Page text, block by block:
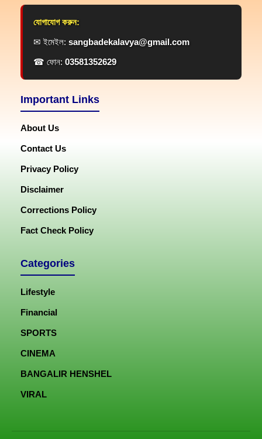
যোগাযোগ করুন:
✉ ইমেইল: sangbadekalavya@gmail.com
☎ ফোন: 03581352629
Important Links
About Us
Contact Us
Privacy Policy
Disclaimer
Corrections Policy
Fact Check Policy
Categories
Lifestyle
Financial
SPORTS
CINEMA
BANGALIR HENSHEL
VIRAL